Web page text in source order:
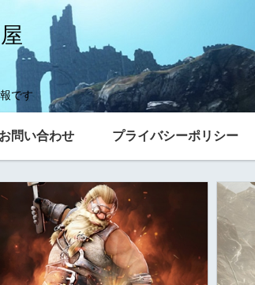
です
お問い合わせ プライバシーポリシー